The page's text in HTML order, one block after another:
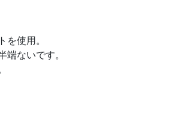
使用。
ないです。